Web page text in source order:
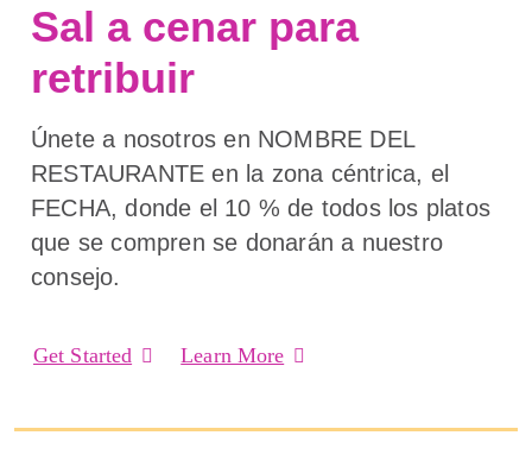
Sal a cenar para
retribuir
Únete a nosotros en NOMBRE DEL
RESTAURANTE en la zona céntrica, el
FECHA, donde el 10 % de todos los platos
que se compren se donarán a nuestro
consejo.
Get Started Learn More